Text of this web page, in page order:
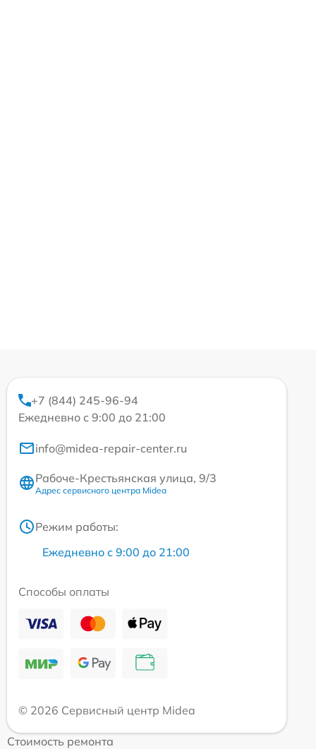
+7 (844) 245-96-94
Ежедневно с 9:00 до 21:00
info@midea-repair-center.ru
Рабоче-Крестьянская улица, 9/3
Адрес сервисного центра Midea
Режим работы:
Ежедневно с 9:00 до 21:00
Способы оплаты
© 2026 Сервисный центр Midea
Стоимость ремонта